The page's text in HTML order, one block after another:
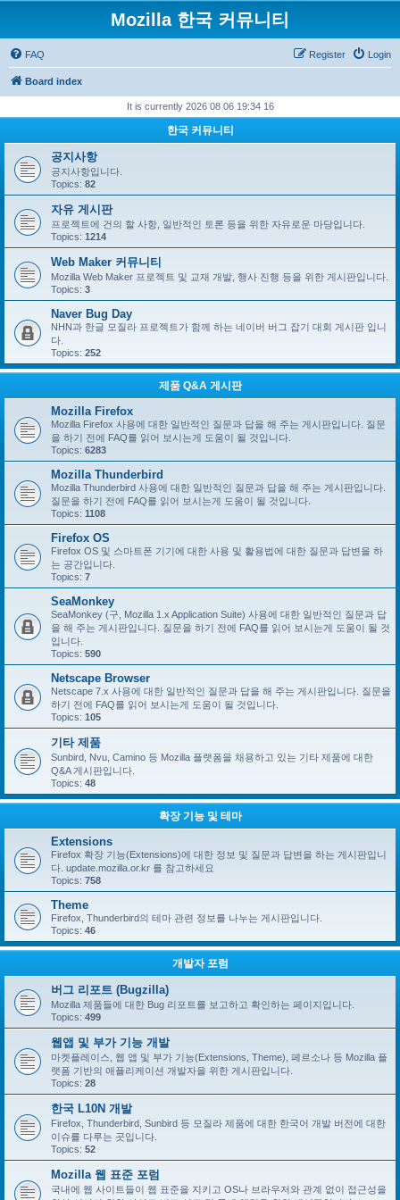
Mozilla 한국 커뮤니티
FAQ Login
Register
Board index
It is currently 2026 08 06 19:34 16
한국 커뮤니티
공지사항
공지사항입니다.
Topics: 82
자유 게시판
프로젝트에 건의 할 사항, 일반적인 토론 등을 위한 자유로운 마당입니다.
Topics: 1214
Web Maker 커뮤니티
Mozilla Web Maker 프로젝트 및 교재 개발, 행사 진행 등을 위한 게시판입니다.
Topics: 3
Naver Bug Day
NHN과 한글 모질라 프로젝트가 함께 하는 네이버 버그 잡기 대회 게시판 입니
다.
Topics: 252
제품 Q&A 게시판
Mozilla Firefox
Mozilla Firefox 사용에 대한 일반적인 질문과 답을 해 주는 게시판입니다. 질문
을 하기 전에 FAQ를 읽어 보시는게 도움이 될 것입니다.
Topics: 6283
Mozilla Thunderbird
Mozilla Thunderbird 사용에 대한 일반적인 질문과 답을 해 주는 게시판입니다.
질문을 하기 전에 FAQ를 읽어 보시는게 도움이 될 것입니다.
Topics: 1108
Firefox OS
Firefox OS 및 스마트폰 기기에 대한 사용 및 활용법에 대한 질문과 답변을 하
는 공간입니다.
Topics: 7
SeaMonkey
SeaMonkey (구, Mozilla 1.x Application Suite) 사용에 대한 일반적인 질문과 답
을 해 주는 게시판입니다. 질문을 하기 전에 FAQ를 읽어 보시는게 도움이 될 것
입니다.
Topics: 590
Netscape Browser
Netscape 7.x 사용에 대한 일반적인 질문과 답을 해 주는 게시판입니다. 질문을
하기 전에 FAQ를 읽어 보시는게 도움이 될 것입니다.
Topics: 105
기타 제품
Sunbird, Nvu, Camino 등 Mozilla 플랫폼을 채용하고 있는 기타 제품에 대한
Q&A 게시판입니다.
Topics: 48
확장 기능 및 테마
Extensions
Firefox 확장 기능(Extensions)에 대한 정보 및 질문과 답변을 하는 게시판입니
다. update.mozilla.or.kr 를 참고하세요
Topics: 758
Theme
Firefox, Thunderbird의 테마 관련 정보를 나누는 게시판입니다.
Topics: 46
개발자 포럼
버그 리포트 (Bugzilla)
Mozilla 제품들에 대한 Bug 리포트를 보고하고 확인하는 페이지입니다.
Topics: 499
웹앱 및 부가 기능 개발
마켓플레이스, 웹 앱 및 부가 기능(Extensions, Theme), 페르소나 등 Mozilla 플
랫폼 기반의 애플리케이션 개발자을 위한 게시판입니다.
Topics: 28
한국 L10N 개발
Firefox, Thunderbird, Sunbird 등 모질라 제품에 대한 한국어 개발 버전에 대한
이슈를 다루는 곳입니다.
Topics: 52
Mozilla 웹 표준 포럼
국내에 웹 사이트들이 웹 표준을 지키고 OS나 브라우저와 관계 없이 접근성을